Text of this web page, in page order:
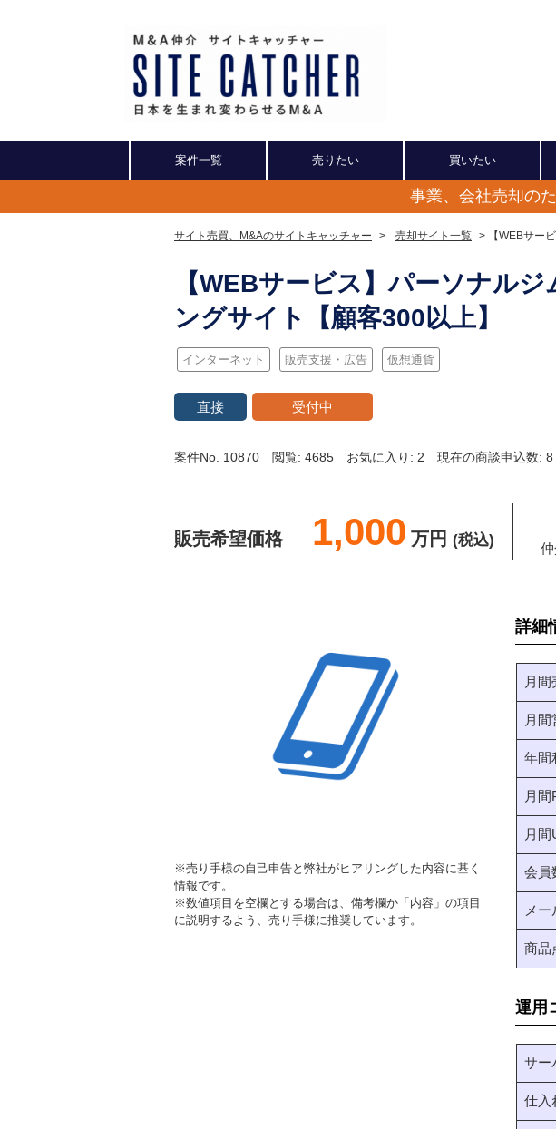
案件一覧 売りたい 買いたい
事業、会社売却の
サイト売買、M&Aのサイトキャッチャー > 売却サイト一覧 > 【WEBサー
【WEBサービス】パーソナル
ングサイト【顧客300以上】
インターネット 販売支援・広告 仮想通貨
直接 受付中
案件No. 10870 閲覧: 4685 お気に入り: 2 現在の商談申込数: 8
販売希望価格 1,000 万円 (税込)
※売り手様の自己申告と弊社がヒアリングした内容に基く
情報です。
※数値項目を空欄とする場合は、備考欄か「内容」の項目
に説明するよう、売り手様に推奨しています。
詳細
月間
月間
年間
月間
月間
会員
メ
商品
運用
サー
仕入